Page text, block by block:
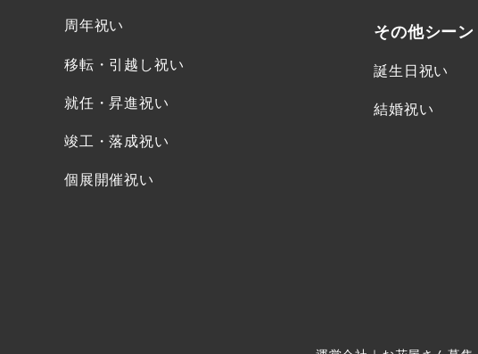
周年祝い
移転・引越し祝い
就任・昇進祝い
竣工・落成祝い
個展開催祝い
その他シーン
誕生日祝い
結婚祝い